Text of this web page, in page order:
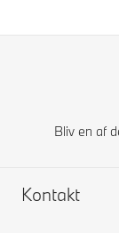
Bliv en af
Kontakt